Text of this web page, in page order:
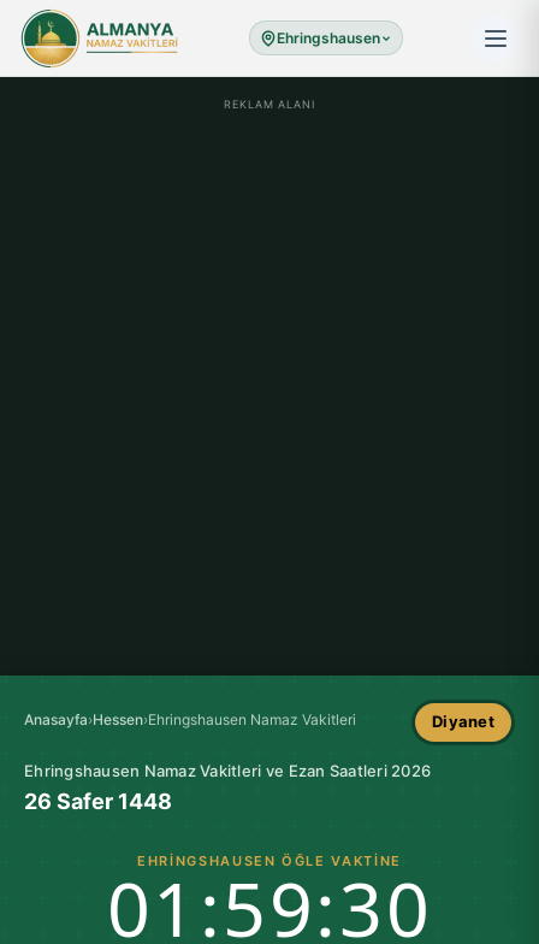
Ehringshausen
REKLAM ALANI
Anasayfa›Hessen›Ehringshausen Namaz Vakitleri Diyanet
Ehringshausen Namaz Vakitleri ve Ezan Saatleri 2026
26 Safer 1448
EHRINGSHAUSEN ÖĞLE VAKTINE
01:59:29